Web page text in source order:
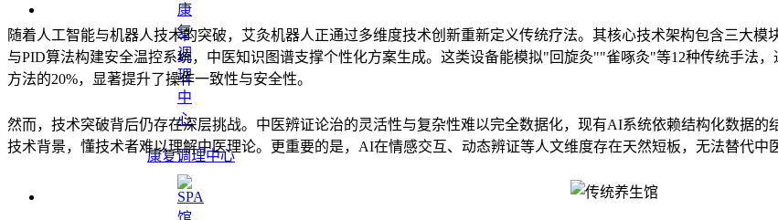
康复调理中心
随着人工智能与机器人技术的突破，艾灸机器人正通过多维度技术创新重新定义传统疗法。其核心技术架构包含三大
与PID算法构建安全温控系统，中医知识图谱支撑个性化方案生成。这类设备能模拟"回旋灸""雀啄灸"等12种传统手法
方法的20%，显著提升了操作一致性与安全性。
然而，技术突破背后仍存在深层挑战。中医辨证论治的灵活性与复杂性难以完全数据化，现有AI系统依赖结构化数据
技术背景，懂技术者难以理解中医理论。更重要的是，AI在情感交互、动态辨证等人文维度存在天然短板，无法替代中